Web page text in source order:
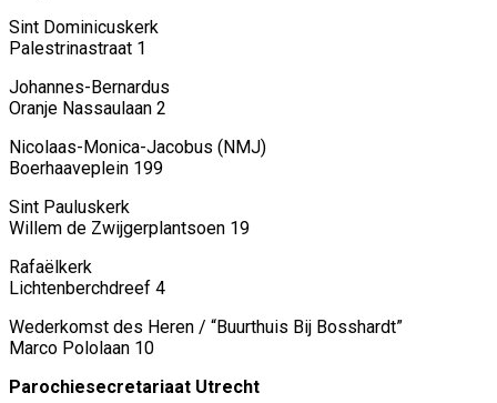
Sint Dominicuskerk
Palestrinastraat 1
Johannes-Bernardus
Oranje Nassaulaan 2
Nicolaas-Monica-Jacobus (NMJ)
Boerhaaveplein 199
Sint Pauluskerk
Willem de Zwijgerplantsoen 19
Rafaëlkerk
Lichtenberchdreef 4
Wederkomst des Heren / “Buurthuis Bij Bosshardt”
Marco Pololaan 10
Parochiesecretariaat Utrecht